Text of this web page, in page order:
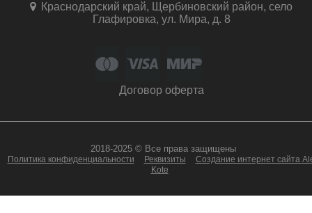
Краснодарский край, Щербиновский район, село
Глафировка, ул. Мира, д. 8
Договор оферта
2018-2025 © Все права защищены
Политика конфиденциальности Реквизиты
Создание интернет сайта
Kote